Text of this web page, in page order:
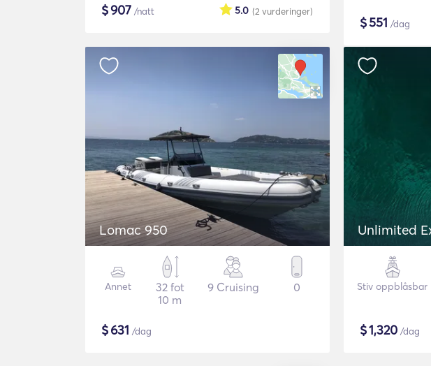
$907 /natt (2 vurderinger)
5.0
$551 /dag
Lomac 950
Annet
32 fot
10 m
9 Cruising 0
$631 /dag
Unlimited
Stiv oppblåsbar
$1,320 /dag